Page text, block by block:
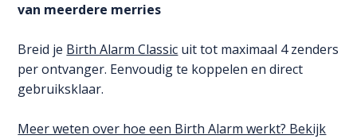
van meerdere merries
Breid je Birth Alarm Classic uit tot maximaal 4 zenders
per ontvanger. Eenvoudig te koppelen en direct
gebruiksklaar.
Meer weten over hoe een Birth Alarm werkt? Bekijk